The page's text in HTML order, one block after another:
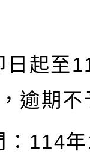
日起至
逾期不
：114